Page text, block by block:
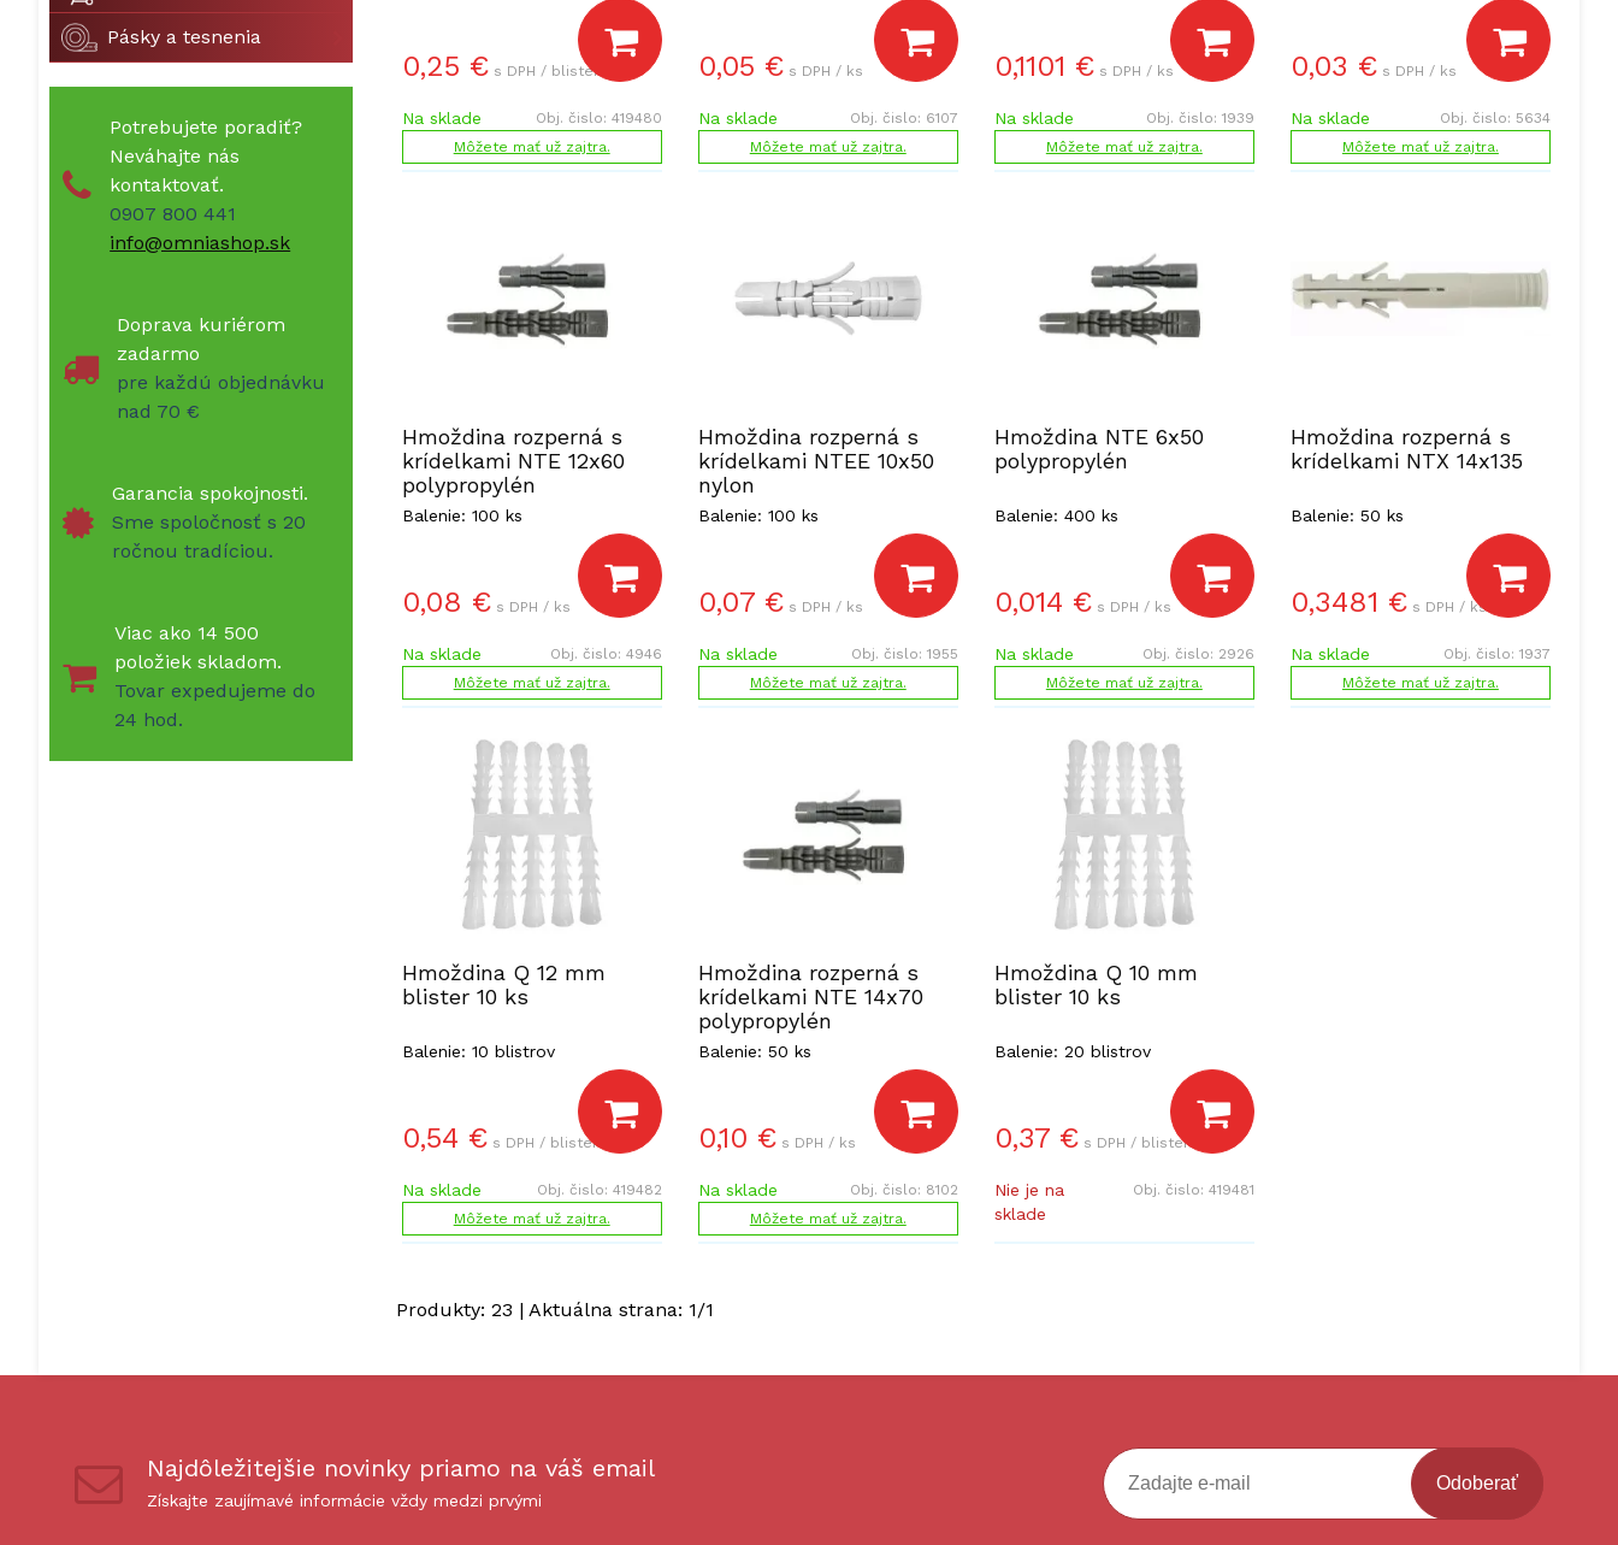
0,25 € s DPH / blister
Na sklade Obj. čislo: 419480
Môžete mať už zajtra.
0,05 € s DPH / ks
Na sklade Obj. čislo: 6107
Môžete mať už zajtra.
0,1101 € s DPH / ks
Na sklade Obj. čislo: 1939
Môžete mať už zajtra.
0,03 € s DPH / ks
Na sklade Obj. čislo: 5634
Môžete mať už zajtra.
Hmoždina rozperná s
krídelkami NTE 12x60
polypropylén
Balenie: 100 ks
0,08 € s DPH / ks
Na sklade Obj. čislo: 4946
Môžete mať už zajtra.
Hmoždina rozperná s
krídelkami NTEE 10x50
nylon
Balenie: 100 ks
0,07 € s DPH / ks
Na sklade Obj. čislo: 1955
Môžete mať už zajtra.
Hmoždina NTE 6x50
polypropylén
Balenie: 400 ks
0,014 € s DPH / ks
Na sklade Obj. čislo: 2926
Môžete mať už zajtra.
Hmoždina rozperná s
krídelkami NTX 14x135
Balenie: 50 ks
0,3481 € s DPH / ks
Na sklade Obj. čislo: 1937
Môžete mať už zajtra.
Hmoždina Q 12 mm
blister 10 ks
Balenie: 10 blistrov
0,54 € s DPH / blister
Na sklade Obj. čislo: 419482
Môžete mať už zajtra.
Hmoždina rozperná s
krídelkami NTE 14x70
polypropylén
Balenie: 50 ks
0,10 € s DPH / ks
Na sklade Obj. čislo: 8102
Môžete mať už zajtra.
Hmoždina Q 10 mm
blister 10 ks
Balenie: 20 blistrov
0,37 € s DPH / blister
Nie je na
sklade
Obj. čislo: 419481
Produkty: 23 | Aktuálna strana: 1/1
Pásky a tesnenia
Potrebujete poradiť?
Neváhajte nás
kontaktovať.
0907 800 441
info@omniashop.sk
Doprava kuriérom
zadarmo
pre každú objednávku
nad 70 €
Garancia spokojnosti.
Sme spoločnosť s 20
ročnou tradíciou.
Viac ako 14 500
položiek skladom.
Tovar expedujeme do
24 hod.
Najdôležitejšie novinky priamo na váš email
Získajte zaujímavé informácie vždy medzi prvými
Odoberať